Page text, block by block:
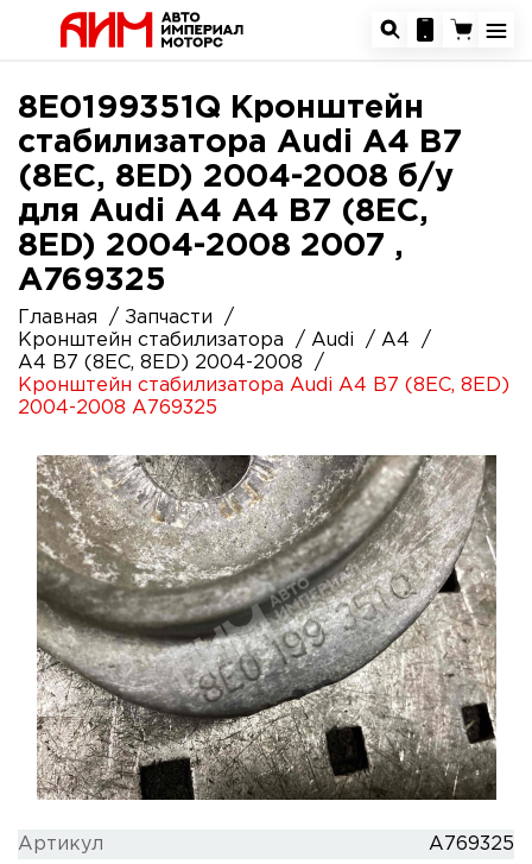
8E0199351Q Кронштейн
стабилизатора Audi A4 B7
(8EC, 8ED) 2004-2008 б/у
для Audi A4 A4 B7 (8EC,
8ED) 2004-2008 2007 ,
A769325
Главная
Запчасти
Кронштейн стабилизатора
Audi
A4
A4 B7 (8EC, 8ED) 2004-2008
Кронштейн стабилизатора Audi A4 B7 (8EC, 8ED)
2004-2008 A769325
Артикул
A769325